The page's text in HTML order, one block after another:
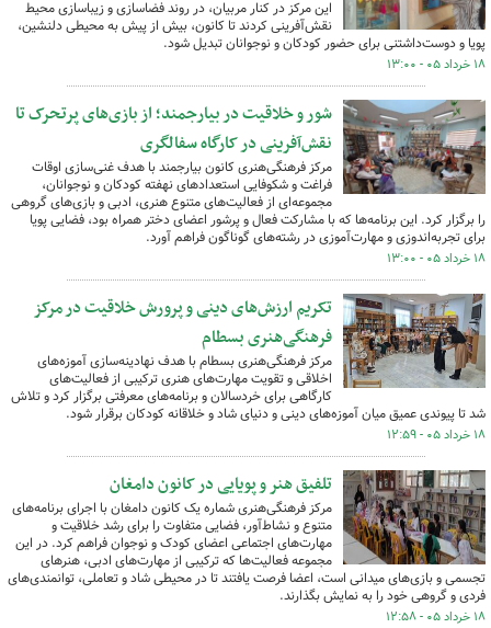
این مرکز در کنار مربیان، در روند فضاسازی و زیباسازی محیط
نقش‌آفرینی کردند تا کانون، بیش از پیش به محیطی دلنشین،
پویا و دوست‌داشتنی برای حضور کودکان و نوجوانان تبدیل شود.
۱۸ خرداد ۰۵ - ۱۳:۰۰
شور و خلاقیت در بیارجمند؛ از بازی‌های پرتحرک تا
نقش‌آفرینی در کارگاه سفالگری
مرکز فرهنگی‌هنری کانون بیارجمند با هدف غنی‌سازی اوقات
فراغت و شکوفایی استعدادهای نهفته کودکان و نوجوانان،
مجموعه‌ای از فعالیت‌های متنوع هنری، ادبی و بازی‌های گروهی
را برگزار کرد. این برنامه‌ها که با مشارکت فعال و پرشور اعضای دختر همراه بود، فضایی پویا
برای تجربه‌اندوزی و مهارت‌آموزی در رشته‌های گوناگون فراهم آورد.
۱۸ خرداد ۰۵ - ۱۳:۰۰
تکریم ارزش‌های دینی و پرورش خلاقیت در مرکز
فرهنگی‌هنری بسطام
مرکز فرهنگی‌هنری بسطام با هدف نهادینه‌سازی آموزه‌های
اخلاقی و تقویت مهارت‌های هنری ترکیبی از فعالیت‌های
کارگاهی برای خردسالان و برنامه‌های معرفتی برگزار کرد و تلاش
شد تا پیوندی عمیق میان آموزه‌های دینی و دنیای شاد و خلاقانه کودکان برقرار شود.
۱۸ خرداد ۰۵ - ۱۲:۵۹
تلفیق هنر و پویایی در کانون دامغان
مرکز فرهنگی‌هنری شماره یک کانون دامغان با اجرای برنامه‌های
متنوع و نشاط‌آور، فضایی متفاوت را برای رشد خلاقیت و
مهارت‌های اجتماعی اعضای کودک و نوجوان فراهم کرد. در این
مجموعه فعالیت‌ها که ترکیبی از مهارت‌های ادبی، هنرهای
تجسمی و بازی‌های میدانی است، اعضا فرصت یافتند تا در محیطی شاد و تعاملی، توانمندی‌های
فردی و گروهی خود را به نمایش بگذارند.
۱۸ خرداد ۰۵ - ۱۲:۵۸